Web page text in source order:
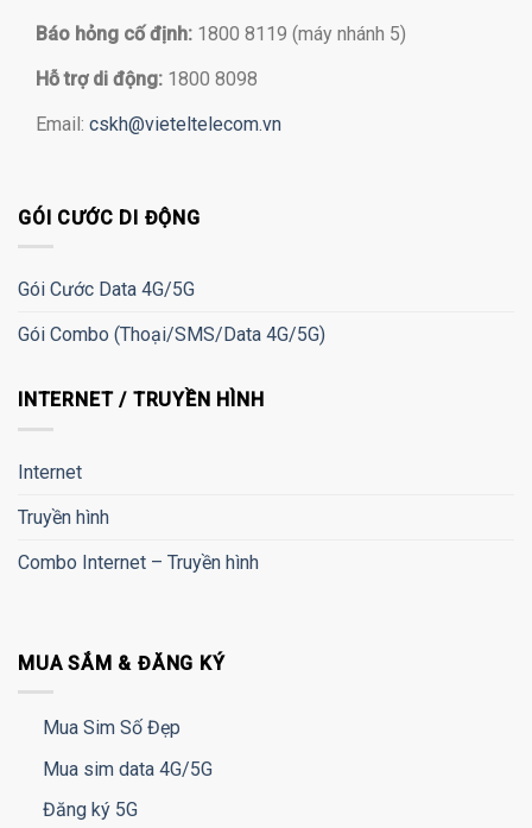
Báo hỏng cố định: 1800 8119 (máy nhánh 5)
Hỗ trợ di động: 1800 8098
Email: cskh@vieteltelecom.vn
GÓI CƯỚC DI ĐỘNG
Gói Cước Data 4G/5G
Gói Combo (Thoại/SMS/Data 4G/5G)
INTERNET / TRUYỀN HÌNH
Internet
Truyền hình
Combo Internet – Truyền hình
MUA SẮM & ĐĂNG KÝ
Mua Sim Số Đẹp
Mua sim data 4G/5G
Đăng ký 5G